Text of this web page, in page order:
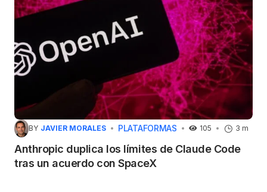
BY JAVIER MORALES PLATAFORMAS 105 3 m
Anthropic duplica los límites de Claude Code
tras un acuerdo con SpaceX